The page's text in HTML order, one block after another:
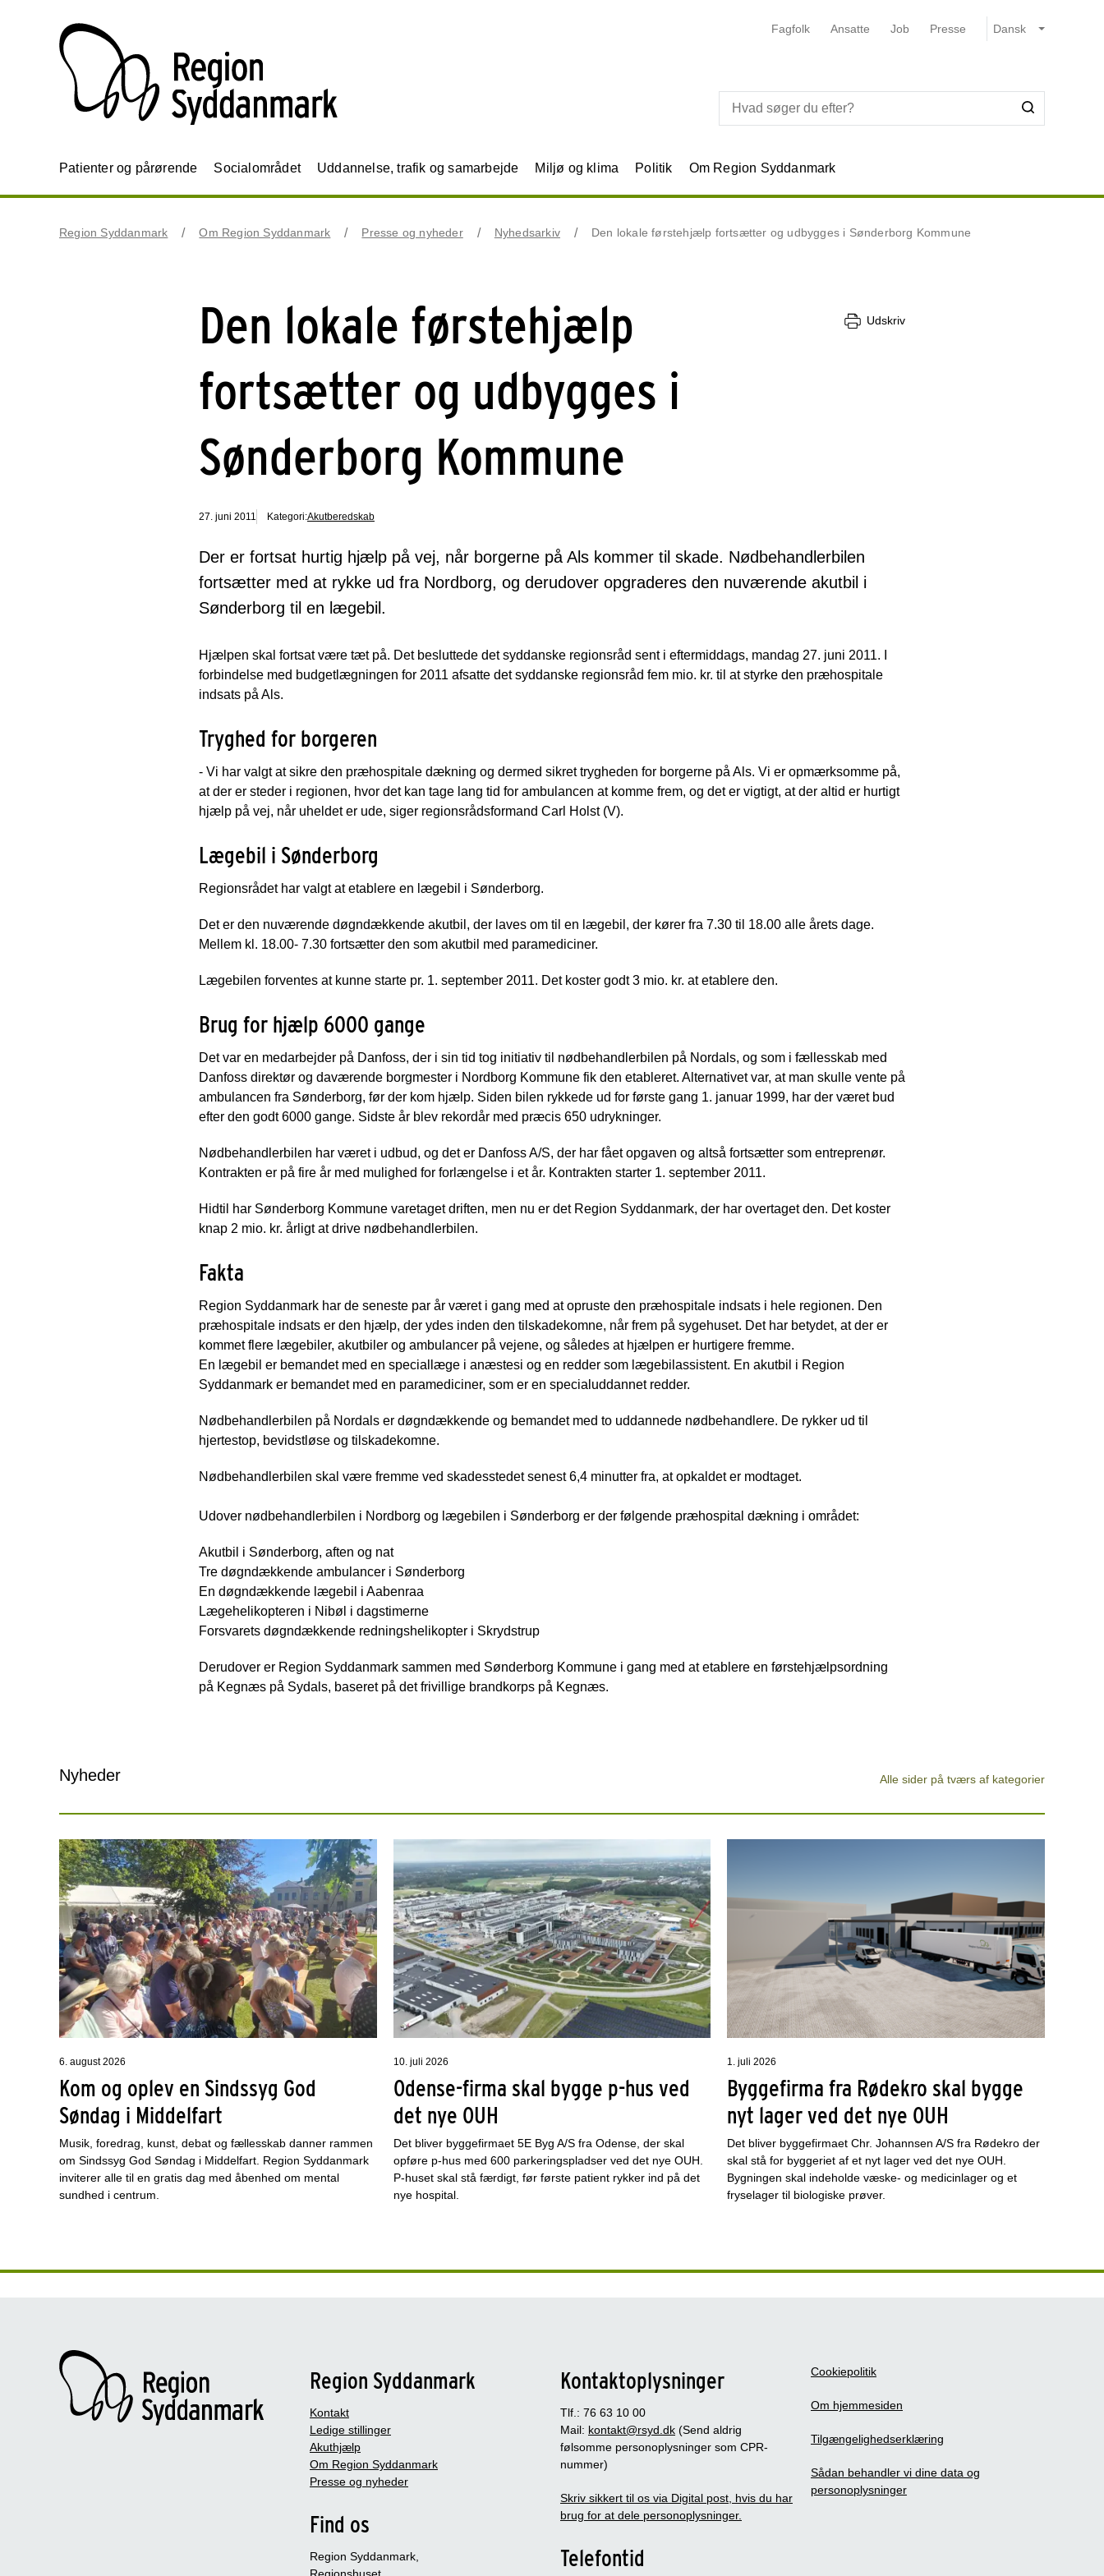
Fagfolk Ansatte Job Presse
Patienter og pårørende Socialområdet Uddannelse, trafik og samarbejde Miljø og klima Politik Om Region Syddanmark
Region Syddanmark Om Region Syddanmark Presse og nyheder Nyhedsarkiv Den lokale førstehjælp fortsætter og udbygges i Sønderborg Kommune
Den lokale førstehjælp
fortsætter og udbygges i
Sønderborg Kommune
Udskriv
27. juni 2011 Kategori:Akutberedskab
Der er fortsat hurtig hjælp på vej, når borgerne på Als kommer til skade. Nødbehandlerbilen
fortsætter med at rykke ud fra Nordborg, og derudover opgraderes den nuværende akutbil i
Sønderborg til en lægebil.
Hjælpen skal fortsat være tæt på. Det besluttede det syddanske regionsråd sent i eftermiddags, mandag 27. juni 2011. I
forbindelse med budgetlægningen for 2011 afsatte det syddanske regionsråd fem mio. kr. til at styrke den præhospitale
indsats på Als.
Tryghed for borgeren
- Vi har valgt at sikre den præhospitale dækning og dermed sikret trygheden for borgerne på Als. Vi er opmærksomme på,
at der er steder i regionen, hvor det kan tage lang tid for ambulancen at komme frem, og det er vigtigt, at der altid er hurtigt
hjælp på vej, når uheldet er ude, siger regionsrådsformand Carl Holst (V).
Lægebil i Sønderborg
Regionsrådet har valgt at etablere en lægebil i Sønderborg.
Det er den nuværende døgndækkende akutbil, der laves om til en lægebil, der kører fra 7.30 til 18.00 alle årets dage.
Mellem kl. 18.00- 7.30 fortsætter den som akutbil med paramediciner.
Lægebilen forventes at kunne starte pr. 1. september 2011. Det koster godt 3 mio. kr. at etablere den.
Brug for hjælp 6000 gange
Det var en medarbejder på Danfoss, der i sin tid tog initiativ til nødbehandlerbilen på Nordals, og som i fællesskab med
Danfoss direktør og daværende borgmester i Nordborg Kommune fik den etableret. Alternativet var, at man skulle vente på
ambulancen fra Sønderborg, før der kom hjælp. Siden bilen rykkede ud for første gang 1. januar 1999, har der været bud
efter den godt 6000 gange. Sidste år blev rekordår med præcis 650 udrykninger.
Nødbehandlerbilen har været i udbud, og det er Danfoss A/S, der har fået opgaven og altså fortsætter som entreprenør.
Kontrakten er på fire år med mulighed for forlængelse i et år. Kontrakten starter 1. september 2011.
Hidtil har Sønderborg Kommune varetaget driften, men nu er det Region Syddanmark, der har overtaget den. Det koster
knap 2 mio. kr. årligt at drive nødbehandlerbilen.
Fakta
Region Syddanmark har de seneste par år været i gang med at opruste den præhospitale indsats i hele regionen. Den
præhospitale indsats er den hjælp, der ydes inden den tilskadekomne, når frem på sygehuset. Det har betydet, at der er
kommet flere lægebiler, akutbiler og ambulancer på vejene, og således at hjælpen er hurtigere fremme.
En lægebil er bemandet med en speciallæge i anæstesi og en redder som lægebilassistent. En akutbil i Region
Syddanmark er bemandet med en paramediciner, som er en specialuddannet redder.
Nødbehandlerbilen på Nordals er døgndækkende og bemandet med to uddannede nødbehandlere. De rykker ud til
hjertestop, bevidstløse og tilskadekomne.
Nødbehandlerbilen skal være fremme ved skadesstedet senest 6,4 minutter fra, at opkaldet er modtaget.
Udover nødbehandlerbilen i Nordborg og lægebilen i Sønderborg er der følgende præhospital dækning i området:
Akutbil i Sønderborg, aften og nat
Tre døgndækkende ambulancer i Sønderborg
En døgndækkende lægebil i Aabenraa
Lægehelikopteren i Nibøl i dagstimerne
Forsvarets døgndækkende redningshelikopter i Skrydstrup
Derudover er Region Syddanmark sammen med Sønderborg Kommune i gang med at etablere en førstehjælpsordning
på Kegnæs på Sydals, baseret på det frivillige brandkorps på Kegnæs.
Nyheder Alle sider på tværs af kategorier
6. august 2026
Kom og oplev en Sindssyg God
Søndag i Middelfart
Musik, foredrag, kunst, debat og fællesskab danner rammen
om Sindssyg God Søndag i Middelfart. Region Syddanmark
inviterer alle til en gratis dag med åbenhed om mental
sundhed i centrum.
10. juli 2026
Odense-firma skal bygge p-hus ved
det nye OUH
Det bliver byggefirmaet 5E Byg A/S fra Odense, der skal
opføre p-hus med 600 parkeringspladser ved det nye OUH.
P-huset skal stå færdigt, før første patient rykker ind på det
nye hospital.
1. juli 2026
Byggefirma fra Rødekro skal bygge
nyt lager ved det nye OUH
Det bliver byggefirmaet Chr. Johannsen A/S fra Rødekro der
skal stå for byggeriet af et nyt lager ved det nye OUH.
Bygningen skal indeholde væske- og medicinlager og et
fryselager til biologiske prøver.
Region Syddanmark
Kontakt
Ledige stillinger
Akuthjælp
Om Region Syddanmark
Presse og nyheder
Find os
Region Syddanmark,
Regionshuset
Kontaktoplysninger
Tlf.: 76 63 10 00
Mail: kontakt@rsyd.dk (Send aldrig
følsomme personoplysninger som CPR-
nummer)
Skriv sikkert til os via Digital post, hvis du har
brug for at dele personoplysninger.
Telefontid
Cookiepolitik
Om hjemmesiden
Tilgængelighedserklæring
Sådan behandler vi dine data og
personoplysninger